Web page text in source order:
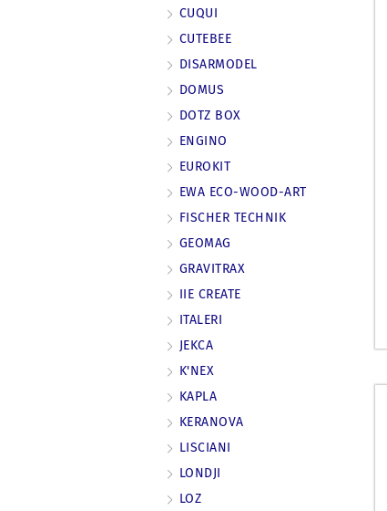
CUQUI
CUTEBEE
DISARMODEL
DOMUS
DOTZ BOX
ENGINO
EUROKIT
EWA ECO-WOOD-ART
FISCHER TECHNIK
GEOMAG
GRAVITRAX
IIE CREATE
ITALERI
JEKCA
K'NEX
KAPLA
KERANOVA
LISCIANI
LONDJI
LOZ